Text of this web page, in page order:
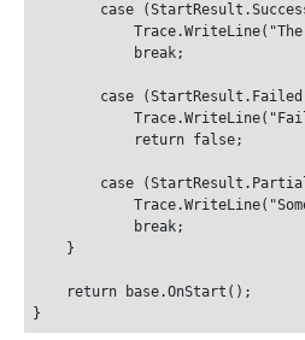
case
            break;
case
            return false;
case
            break;
    }
    return base.OnStart();